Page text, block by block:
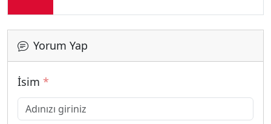
Yorum Yap
İsim *